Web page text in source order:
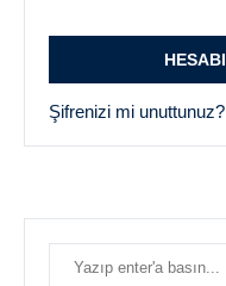
Şifrenizi mi unuttunuz?